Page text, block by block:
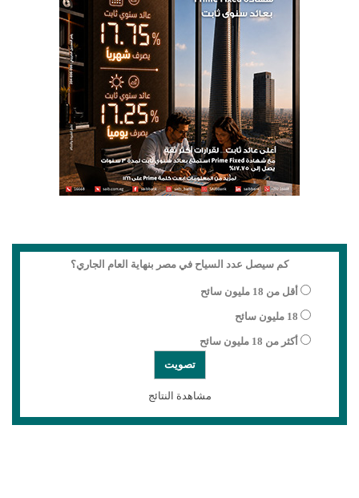
كم سيصل عدد السياح في مصر بنهاية العام الجاري؟
أقل من 18 مليون سائح
18 مليون سائح
أكثر من 18 مليون سائح
مشاهدة النتائج